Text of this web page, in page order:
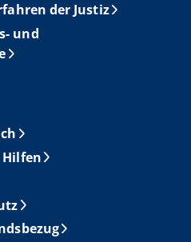
der Justiz
und